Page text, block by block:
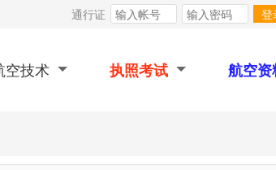
通行证 登
空技术 执照考试 航空资